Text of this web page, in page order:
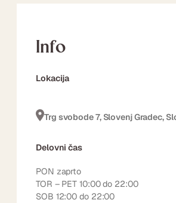
Info
Lokacija
Trg svobode 7, Slovenj Gradec,
Delovni čas
PON zaprto
TOR – PET 10:00 do 22:00
SOB 12:00 do 22:00